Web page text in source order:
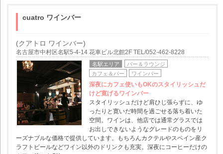
cuatro ワインバー
(クアトロ ワインバー)
名古屋市中村区名駅5-4-14 花車ビル北館2F TEL/052-462-8228
名駅エリア
バー＆ラウンジ
カフェ＆バー
ワインバー
深夜にカフェ使いもOKのスタイリッシュだ
けど寛げるワインバー
スタイリッシュだけど肩ひじ張らずに、ゆ
ったりと寛いだ時間を過ごせる落ち着いた
空間。ワインは、他店では通常グラスでは
お出しできないようなグレードのものをリ
ーズナブルな価格で提供しています。もちろんカクテルやスペイン産ク
ラフトビールなどワイン以外のドリンクも充実。深夜にコーヒーだけの